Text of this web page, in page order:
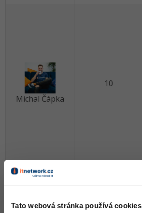
Tato webová stránka používá cookies
Michal Čápka
10